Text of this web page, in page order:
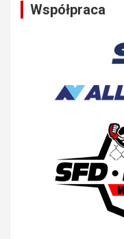
Współpraca